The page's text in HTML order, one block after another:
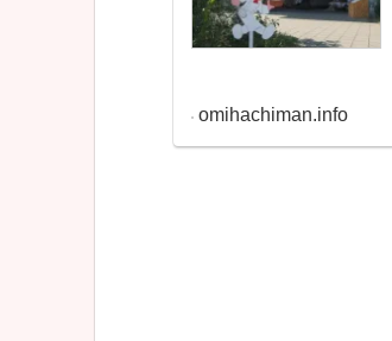
omihachiman.info